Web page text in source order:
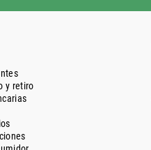
y retiro